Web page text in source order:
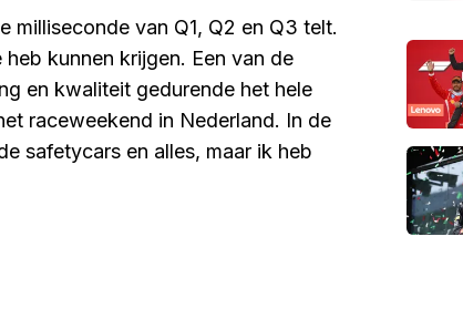
milliseconde van Q1, Q2 en Q3 telt.
kunnen krijgen. Een van de
en kwaliteit gedurende het hele
raceweekend in Nederland. In de
safetycars en alles, maar ik heb